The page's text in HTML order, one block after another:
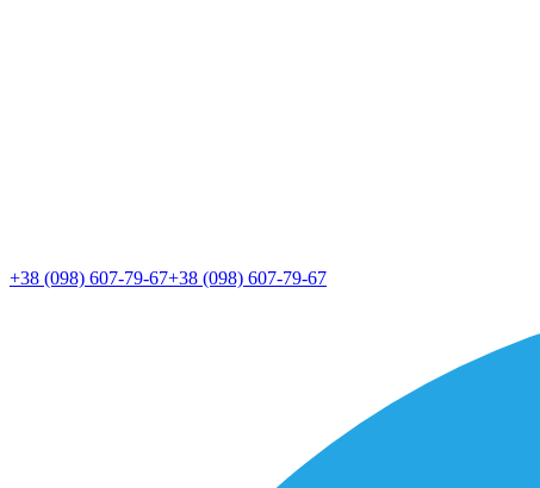
+38 (098) 607-79-67+38 (098) 607-79-67